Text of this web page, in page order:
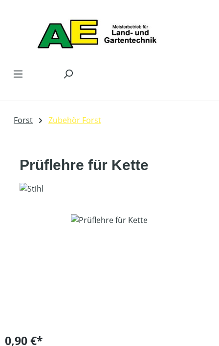
Forst Zubehör Forst
Prüflehre für Kette
Bildergalerie überspringen
0,90 €*